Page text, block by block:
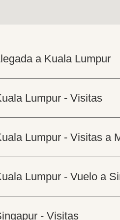
a Kuala Lumpur
Lumpur - Visitas
Lumpur - Visitas a
Lumpur - Vuelo a
- Visitas